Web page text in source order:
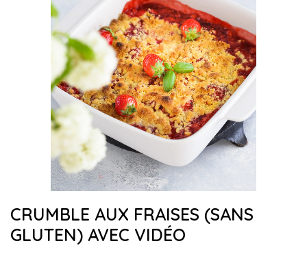
CRUMBLE AUX FRAISES (SANS
GLUTEN) AVEC VIDÉO